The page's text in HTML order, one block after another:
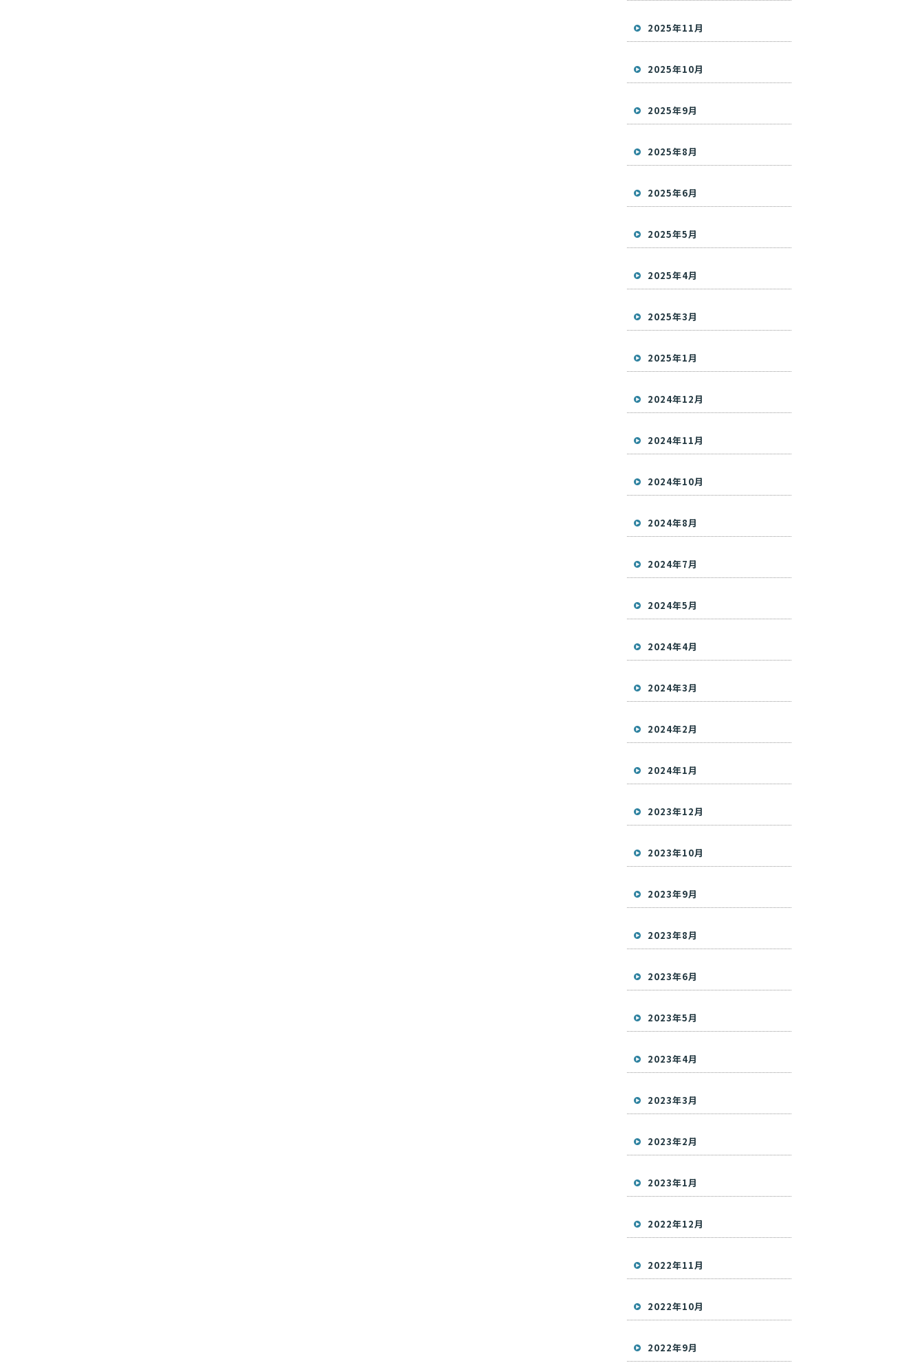
2025年11月
2025年10月
2025年9月
2025年8月
2025年6月
2025年5月
2025年4月
2025年3月
2025年1月
2024年12月
2024年11月
2024年10月
2024年8月
2024年7月
2024年5月
2024年4月
2024年3月
2024年2月
2024年1月
2023年12月
2023年10月
2023年9月
2023年8月
2023年6月
2023年5月
2023年4月
2023年3月
2023年2月
2023年1月
2022年12月
2022年11月
2022年10月
2022年9月